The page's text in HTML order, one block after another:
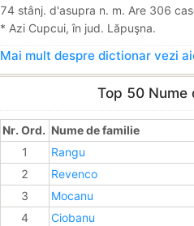
74 stânj. d'asupra n. m. Are 306
* Azi Cupcui, în jud. Lăpuşna.
Mai mult despre dictionar vezi
Top 50 Nume
Nr. Ord. Nume de familie
1
Rangu
2
Revenco
3
Mocanu
4
Ciobanu